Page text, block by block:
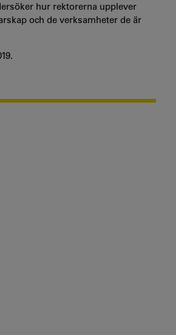
hur rektorerna upplever
och de verksamheter de är